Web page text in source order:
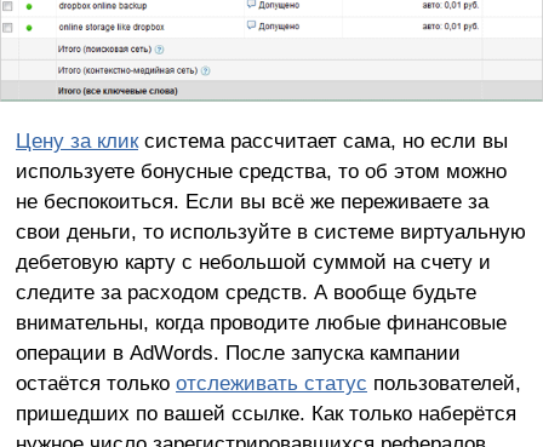
Цену за кликсистема рассчитает сама, но если вы
используете бонусные средства, то об этом можно
не беспокоиться. Если вы всё же переживаете за
свои деньги, то используйте в системе виртуальную
дебетовую карту с небольшой суммой на счету и
следите за расходом средств. А вообще будьте
внимательны, когда проводите любые финансовые
операции в AdWords. После запуска кампании
остаётся только отслеживать статус пользователей,
пришедших по вашей ссылке. Как только наберётся